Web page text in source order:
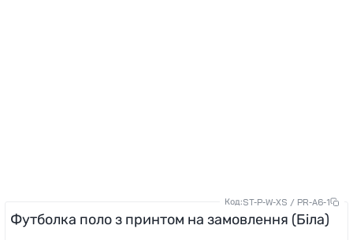
Футболка поло з принтом на замовлення (Біла)
Код:ST-P-W-XS / PR-A6-1